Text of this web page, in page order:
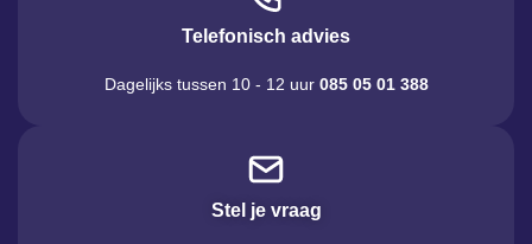
Telefonisch advies
Dagelijks tussen 10 - 12 uur 085 05 01 388
Stel je vraag